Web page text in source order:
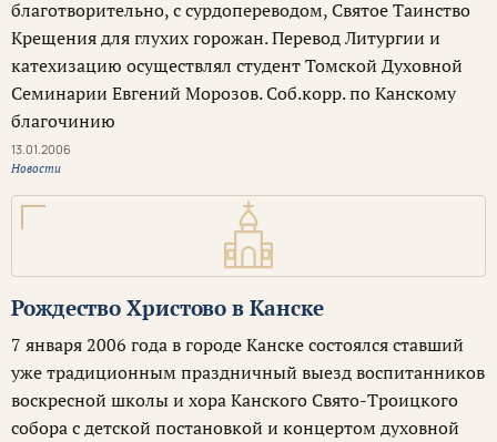
благотворительно, с сурдопереводом, Святое Таинство
Крещения для глухих горожан. Перевод Литургии и
катехизацию осуществлял студент Томской Духовной
Семинарии Евгений Морозов. Соб.корр. по Канскому
благочинию
13.01.2006
Новости
Рождество Христово в Канске
7 января 2006 года в городе Канске состоялся ставший
уже традиционным праздничный выезд воспитанников
воскресной школы и хора Канского Свято-Троицкого
собора с детской постановкой и концертом духовной